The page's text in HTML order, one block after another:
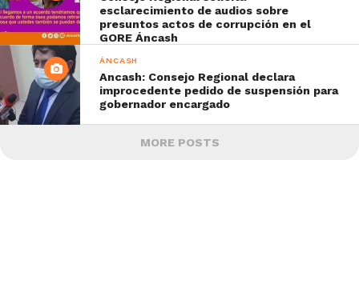
esclarecimiento de audios sobre
presuntos actos de corrupción en el
GORE Áncash
ÁNCASH
Ancash: Consejo Regional declara
improcedente pedido de suspensión para
gobernador encargado
MORE POSTS